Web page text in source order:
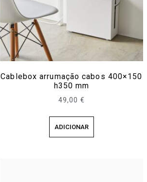
Cablebox arrumação cabos 400×150
h350 mm
49,00 €
ADICIONAR